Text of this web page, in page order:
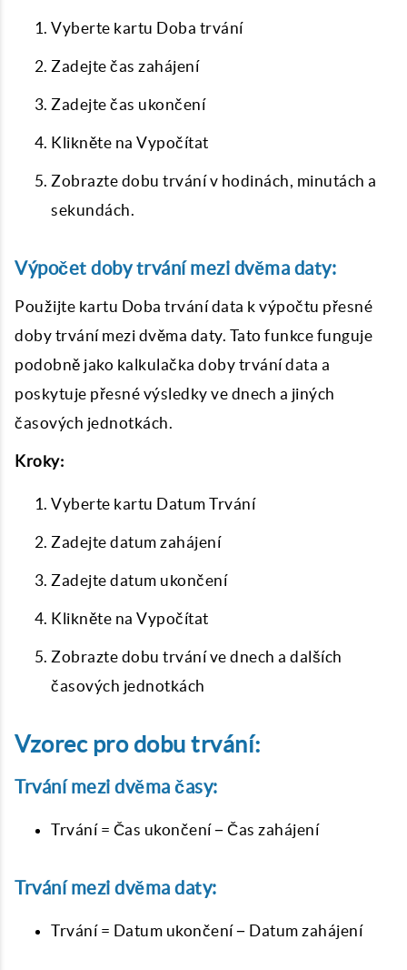
Vyberte kartu Doba trvání
Zadejte čas zahájení
Zadejte čas ukončení
Klikněte na Vypočítat
Zobrazte dobu trvání v hodinách, minutách a
sekundách.
Výpočet doby trvání mezi dvěma daty:
Použijte kartu Doba trvání data k výpočtu přesné
doby trvání mezi dvěma daty. Tato funkce funguje
podobně jako kalkulačka doby trvání data a
poskytuje přesné výsledky ve dnech a jiných
časových jednotkách.
Kroky:
Vyberte kartu Datum Trvání
Zadejte datum zahájení
Zadejte datum ukončení
Klikněte na Vypočítat
Zobrazte dobu trvání ve dnech a dalších
časových jednotkách
Vzorec pro dobu trvání:
Trvání mezi dvěma časy:
Trvání = Čas ukončení − Čas zahájení
Trvání mezi dvěma daty:
Trvání = Datum ukončení − Datum zahájení